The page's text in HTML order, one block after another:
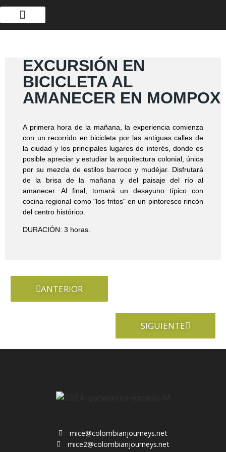
EXCURSIÓN EN
BICICLETA AL
AMANECER EN MOMPOX
A primera hora de la mañana, la experiencia comienza
con un recorrido en bicicleta por las antiguas calles de
la ciudad y los principales lugares de interés, donde es
posible apreciar y estudiar la arquitectura colonial, única
por su mezcla de estilos barroco y mudéjar. Disfrutará
de la brisa de la mañana y del paisaje del río al
amanecer. Al final, tomará un desayuno típico con
cocina regional como "los fritos" en un pintoresco rincón
del centro histórico.
DURACIÓN: 3 horas.
ANTERIOR
SIGUIENTE
mice@colombianjourneys.net
mice2@colombianjourneys.net